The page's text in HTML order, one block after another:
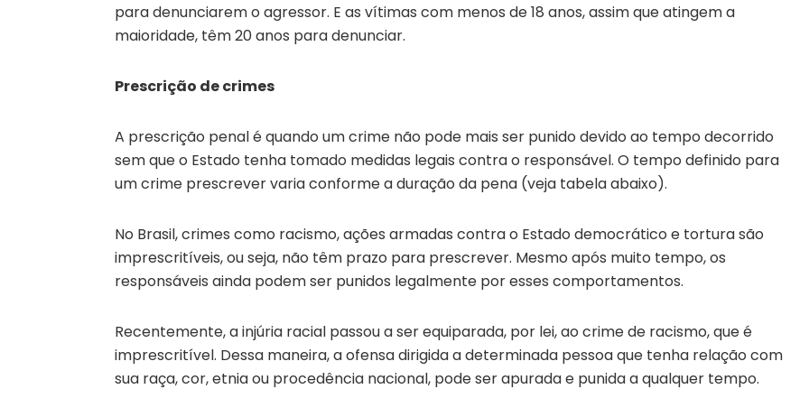
para denunciarem o agressor. E as vítimas com menos de 18 anos, assim que atingem a
maioridade, têm 20 anos para denunciar.
Prescrição de crimes
A prescrição penal é quando um crime não pode mais ser punido devido ao tempo decorrido
sem que o Estado tenha tomado medidas legais contra o responsável. O tempo definido para
um crime prescrever varia conforme a duração da pena (veja tabela abaixo).
No Brasil, crimes como racismo, ações armadas contra o Estado democrático e tortura são
imprescritíveis, ou seja, não têm prazo para prescrever. Mesmo após muito tempo, os
responsáveis ainda podem ser punidos legalmente por esses comportamentos.
Recentemente, a injúria racial passou a ser equiparada, por lei, ao crime de racismo, que é
imprescritível. Dessa maneira, a ofensa dirigida a determinada pessoa que tenha relação com
sua raça, cor, etnia ou procedência nacional, pode ser apurada e punida a qualquer tempo.